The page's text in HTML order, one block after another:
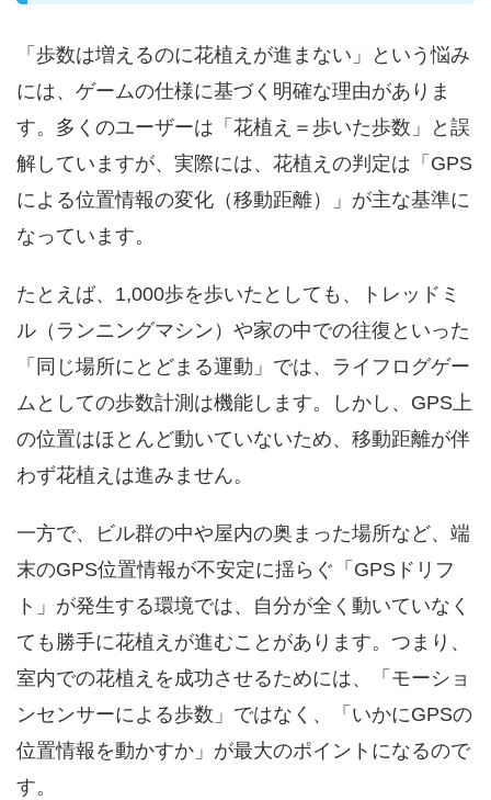
「歩数は増えるのに花植えが進まない」という悩み
には、ゲームの仕様に基づく明確な理由がありま
す。多くのユーザーは「花植え＝歩いた歩数」と誤
解していますが、実際には、花植えの判定は「GPS
による位置情報の変化（移動距離）」が主な基準に
なっています。
たとえば、1,000歩を歩いたとしても、トレッドミ
ル（ランニングマシン）や家の中での往復といった
「同じ場所にとどまる運動」では、ライフログゲー
ムとしての歩数計測は機能します。しかし、GPS上
の位置はほとんど動いていないため、移動距離が伴
わず花植えは進みません。
一方で、ビル群の中や屋内の奥まった場所など、端
末のGPS位置情報が不安定に揺らぐ「GPSドリフ
ト」が発生する環境では、自分が全く動いていなく
ても勝手に花植えが進むことがあります。つまり、
室内での花植えを成功させるためには、「モーショ
ンセンサーによる歩数」ではなく、「いかにGPSの
位置情報を動かすか」が最大のポイントになるので
す。